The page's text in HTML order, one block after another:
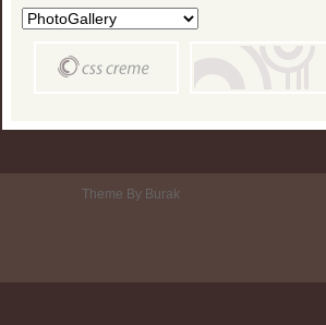
Theme By Burak